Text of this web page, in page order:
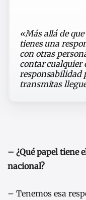
«Más allá de
tienes una
con otras
contar cualquier
responsabilidad
transmitas
– ¿Qué papel tiene
nacional?
– Tenemos esa